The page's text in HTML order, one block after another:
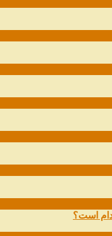
است؟